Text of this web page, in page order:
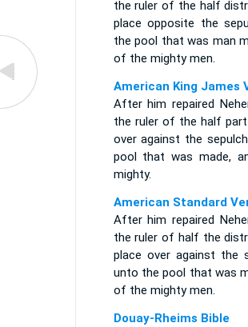
the ruler of the half
place opposite the
the pool that was man
of the mighty men.
American King James
After him repaired
the ruler of the half
over against the
pool that was made,
mighty.
American Standard
After him repaired
the ruler of half the
place over against the
unto the pool that was
of the mighty men.
Douay-Rheims Bible